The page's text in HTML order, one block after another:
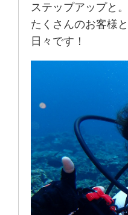
ステップアップと。
たくさんのお客様と
日々です！